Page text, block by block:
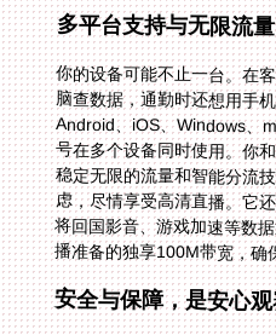
多平台支持与无限流
你的设备可能不止一台。在
脑查数据，通勤时还想用手
Android、iOS、Windows、
号在多个设备同时使用。你
稳定无限的流量和智能分流
虑，尽情享受高清直播。它
将回国影音、游戏加速等数
播准备的独享100M带宽，确
安全与保障，是安心